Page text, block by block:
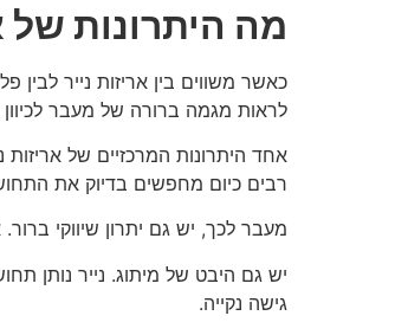
מה היתרונות של
כאשר משווים בין אריזות נייר
לראות מגמה ברורה של מעבר לכיוון
אחד היתרונות המרכזיים של
רבים כיום מחפשים בדיוק את
מעבר לכך, יש גם יתרון שיווקי
יש גם היבט של מיתוג. נייר נותן
גישה נקייה.